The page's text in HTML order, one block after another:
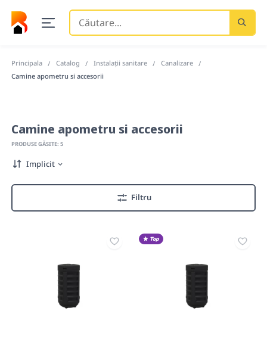
Căutare
Principala Catalog Instalații sanitare
Canalizare
Camine apometru si accesorii
Camine apometru si accesorii
PRODUSE GĂSITE: 5
Implicit
Filtru
Top